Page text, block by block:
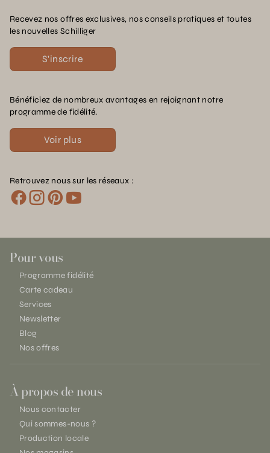
Recevez nos offres exclusives, nos conseils pratiques et toutes
les nouvelles Schilliger
S'inscrire
Bénéficiez de nombreux avantages en rejoignant notre
programme de fidélité.
Voir plus
Retrouvez nous sur les réseaux :
Pour vous
Programme fidélité
Carte cadeau
Services
Newsletter
Blog
Nos offres
À propos de nous
Nous contacter
Qui sommes-nous ?
Production locale